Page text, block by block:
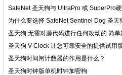
SafeNet 圣天狗与 UltraPro 或 SuperPro
为什么要选择 SafeNet Sentinel Dog 圣天
圣天狗 无需对源代码进行任何改动的 简单
圣天狗 V-Clock 让您可靠安全的提供试用
圣天狗时间闸计数器的作用是什么？
圣天狗时钟版单机时钟加密狗